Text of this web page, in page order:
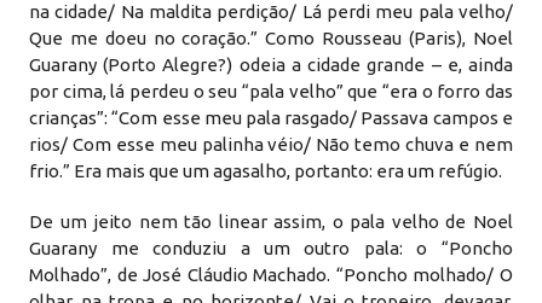
na cidade/ Na maldita perdição/ Lá perdi meu pala velho/
Que me doeu no coração.” Como Rousseau (Paris), Noel
Guarany (Porto Alegre?) odeia a cidade grande – e, ainda
por cima, lá perdeu o seu “pala velho” que “era o forro das
crianças”: “Com esse meu pala rasgado/ Passava campos e
rios/ Com esse meu palinha véio/ Não temo chuva e nem
frio.” Era mais que um agasalho, portanto: era um refúgio.
​De um jeito nem tão linear assim, o pala velho de Noel
Guarany me conduziu a um outro pala: o “Poncho
Molhado”, de José Cláudio Machado. “Poncho molhado/ O